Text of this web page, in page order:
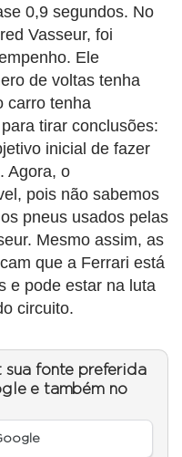
0,9 segundos. No
Vasseur, foi
Ele
de voltas tenha
carro tenha
tirar conclusões:
inicial de fazer
Agora, o
pois não sabemos
pneus usados pelas
Mesmo assim, as
que a Ferrari está
e pode estar na luta
circuito.
sua fonte preferida
e também no